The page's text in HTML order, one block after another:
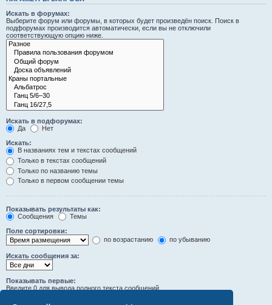
Искать в форумах:
Выберите форум или форумы, в которых будет произведён поиск. Поиск в
подфорумах производится автоматически, если вы не отключили
соответствующую опцию ниже.
Искать в подфорумах:
Да
Нет
Искать:
В названиях тем и текстах сообщений
Только в текстах сообщений
Только по названию темы
Только в первом сообщении темы
Показывать результаты как:
Сообщения
Темы
Поле сортировки:
по возрастанию
по убыванию
Искать сообщения за:
Показывать первые:
Введите 0 для вывода полного текста сообщений.